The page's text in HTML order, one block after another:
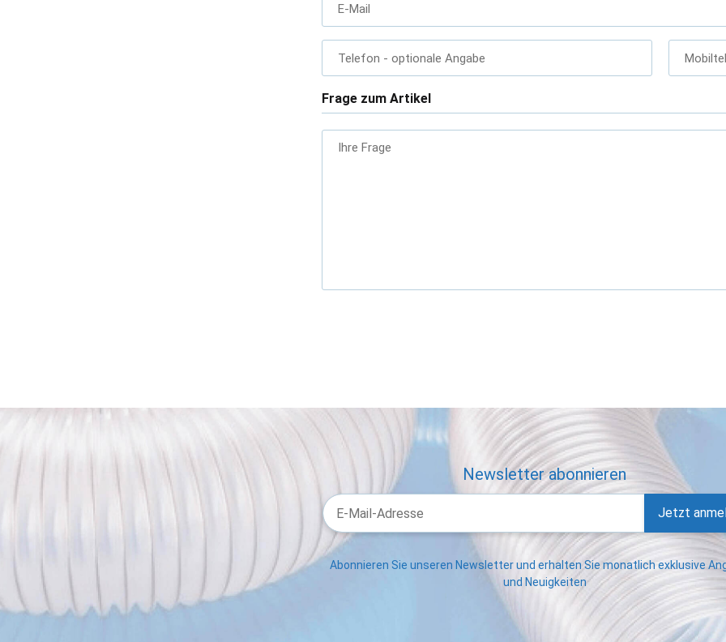
E-Mail
Telefon - optionale Angabe
Frage zum Artikel
Ihre Frage
Newsletter abonnieren
Jetzt
Abonnieren Sie unseren Newsletter und erhalten Sie monatlich exklusive
und Neuigkeiten